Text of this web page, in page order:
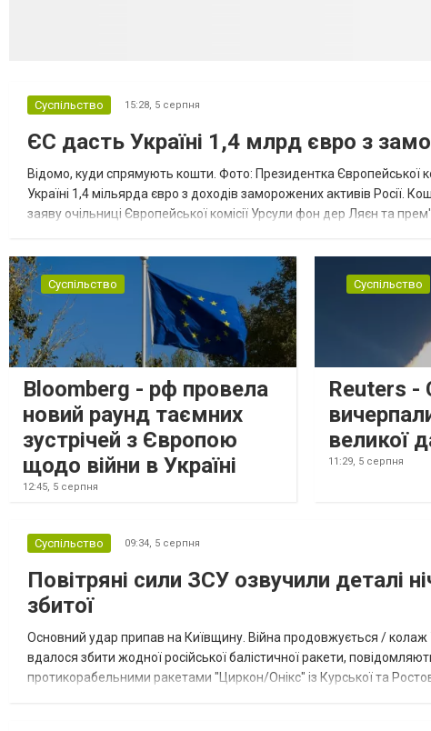
Суспільство 15:28, 5 серпня
ЄС дасть Україні 1,4 млрд євро з
Відомо, куди спрямують кошти. Фото: Президентка Європейської
Україні 1,4 мільярда євро з доходів заморожених активів Росії.
заяву очільниці Європейської комісії Урсули фон дер Ляєн та
Суспільство
Bloomberg - рф провела
новий раунд таємних
зустрічей з Європою
щодо війни в Україні
12:45, 5 серпня
Суспільство
Reuters
великої
11:29, 5 серпня
Суспільство 09:34, 5 серпня
Повітряні сили ЗСУ озвучили деталі
збитої
Основний удар припав на Київщину. Війна продовжується /
вдалося збити жодної російської балістичної ракети,
протикорабельними ракетами "Циркон/Онікс" із Курської та